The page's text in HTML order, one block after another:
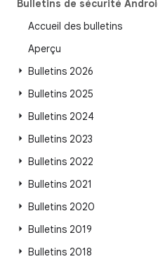
Bulletins de sécurité
Accueil des bulletins
Aperçu
Bulletins 2026
Bulletins 2025
Bulletins 2024
Bulletins 2023
Bulletins 2022
Bulletins 2021
Bulletins 2020
Bulletins 2019
Bulletins 2018